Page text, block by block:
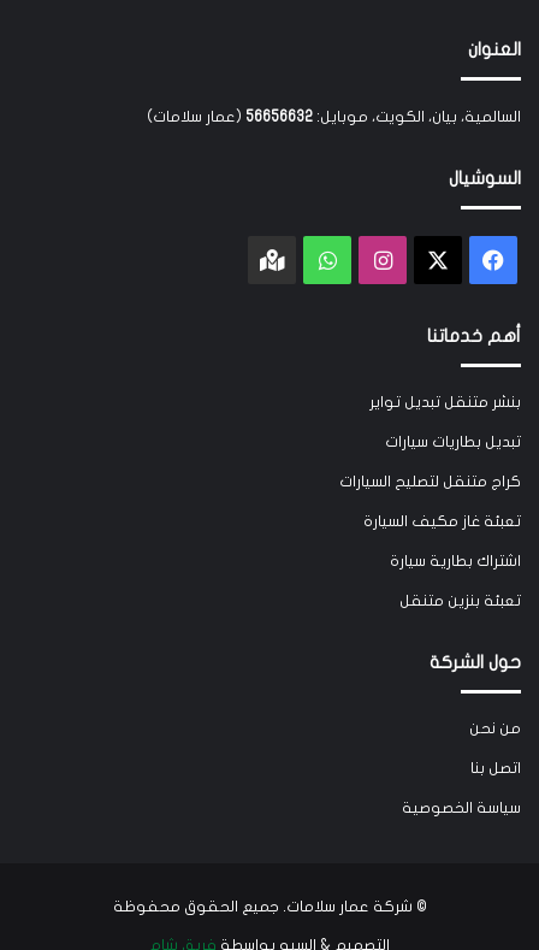
العنوان
السالمية، بيان، الكويت، موبايل: 56656632 (عمار سلامات)
السوشيال
فيسبوك انستقرامواتسابGoogle
أهم خدماتنا
بنشر متنقل تبديل تواير
تبديل بطاريات سيارات
كراج متنقل لتصليح السيارات
تعبئة غاز مكيف السيارة
اشتراك بطارية سيارة
تعبئة بنزين متنقل
حول الشركة
من نحن
اتصل بنا
سياسة الخصوصية
© شركة عمار سلامات. جميع الحقوق محفوظة
التصميم & السيو بواسطة فريق شام